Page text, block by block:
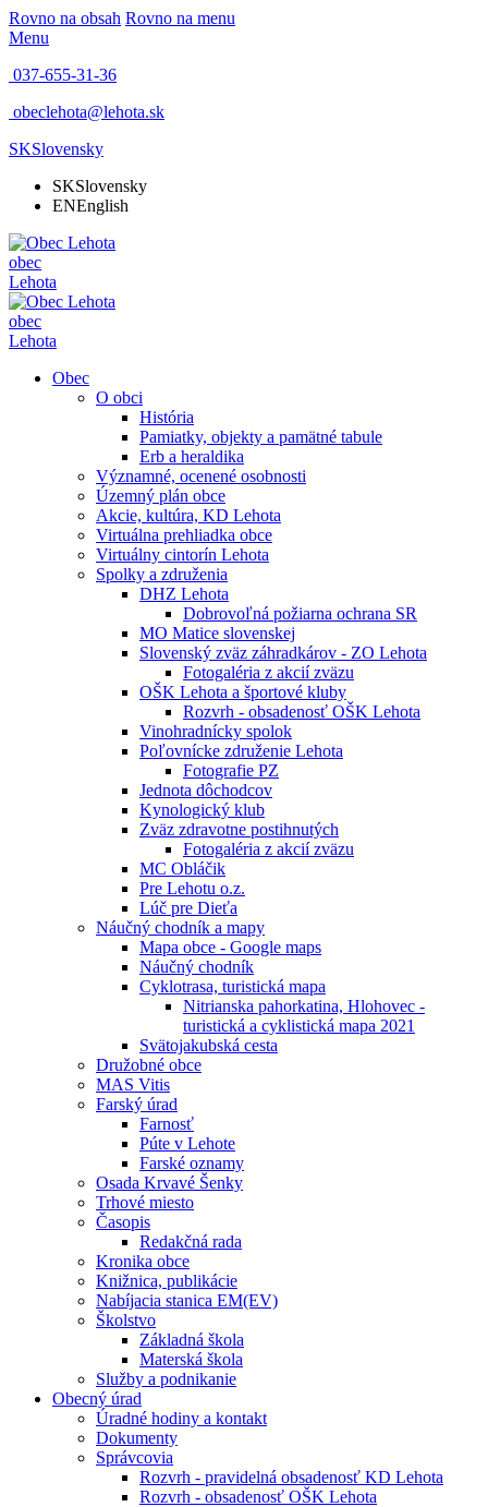
Rovno na obsah Rovno na menu
Menu
037-655-31-36
obeclehota@lehota.sk
SKSlovensky
SKSlovensky
ENEnglish
obec
Lehota
obec
Lehota
Obec
O obci
História
Pamiatky, objekty a pamätné tabule
Erb a heraldika
Významné, ocenené osobnosti
Územný plán obce
Akcie, kultúra, KD Lehota
Virtuálna prehliadka obce
Virtuálny cintorín Lehota
Spolky a združenia
DHZ Lehota
Dobrovoľná požiarna ochrana SR
MO Matice slovenskej
Slovenský zväz záhradkárov - ZO Lehota
Fotogaléria z akcií zväzu
OŠK Lehota a športové kluby
Rozvrh - obsadenosť OŠK Lehota
Vinohradnícky spolok
Poľovnícke združenie Lehota
Fotografie PZ
Jednota dôchodcov
Kynologický klub
Zväz zdravotne postihnutých
Fotogaléria z akcií zväzu
MC Obláčik
Pre Lehotu o.z.
Lúč pre Dieťa
Náučný chodník a mapy
Mapa obce - Google maps
Náučný chodník
Cyklotrasa, turistická mapa
Nitrianska pahorkatina, Hlohovec -
turistická a cyklistická mapa 2021
Svätojakubská cesta
Družobné obce
MAS Vitis
Farský úrad
Farnosť
Púte v Lehote
Farské oznamy
Osada Krvavé Šenky
Trhové miesto
Časopis
Redakčná rada
Kronika obce
Knižnica, publikácie
Nabíjacia stanica EM(EV)
Školstvo
Základná škola
Materská škola
Služby a podnikanie
Obecný úrad
Úradné hodiny a kontakt
Dokumenty
Správcovia
Rozvrh - pravidelná obsadenosť KD Lehota
Rozvrh - obsadenosť OŠK Lehota